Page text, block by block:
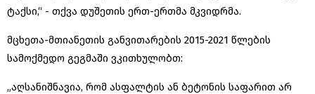
ტაქსი,“ - თქვა დუშეთის ერთ-ერთმა მკვიდრმა.
მცხეთა-მთიანეთის განვითარების 2015-2021 წლების
სამოქმედო გეგმაში ვკითხულობთ:
„აღსანიშნავია, რომ ასფალტის ან ბეტონის საფარით არ